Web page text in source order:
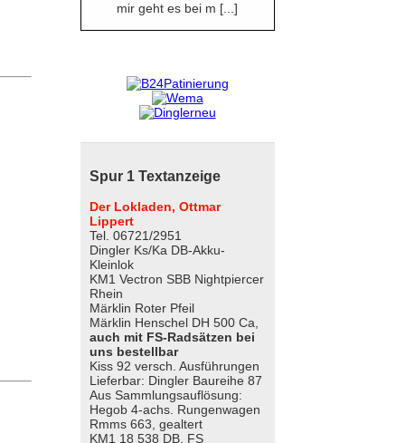
mir geht es bei m [...]
Spur 1 Textanzeige
Der Lokladen, Ottmar
Lippert
Tel. 06721/2951
Dingler Ks/Ka DB-Akku-
Kleinlok
KM1 Vectron SBB Nightpiercer
Rhein
Märklin Roter Pfeil
Märklin Henschel DH 500 Ca,
auch mit FS-Radsätzen bei
uns bestellbar
Kiss 92 versch. Ausführungen
Lieferbar: Dingler Baureihe 87
Aus Sammlungsauflösung:
Hegob 4-achs. Rungenwagen
Rmms 663, gealtert
KM1 18 538 DB, FS